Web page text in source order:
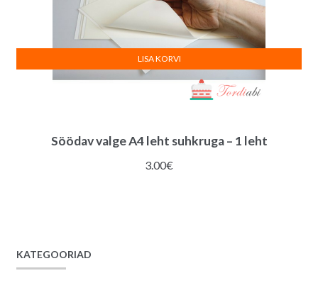
Söödav valge A4 leht suhkruga – 1 leht
3.00€
LISA KORVI
KATEGOORIAD